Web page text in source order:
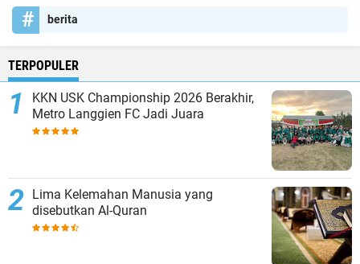
berita
TERPOPULER
KKN USK Championship 2026 Berakhir,
Metro Langgien FC Jadi Juara
Lima Kelemahan Manusia yang
disebutkan Al-Quran